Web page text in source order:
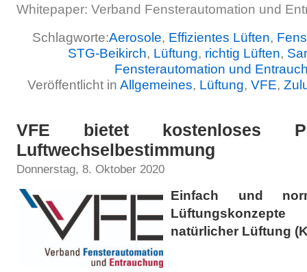
Whitepaper: Verband Fensterautomation und
Schlagworte:Aerosole, Effizientes Lüften,
STG-Beikirch, Lüftung, richtig Lüften,
Fensterautomation und
Veröffentlicht in Allgemeines, Lüftung, VFE,
VFE bietet kostenloses
Luftwechselbestimmung
Donnerstag, 8. Oktober 2020
Einfach und
natürlicher Lüftung